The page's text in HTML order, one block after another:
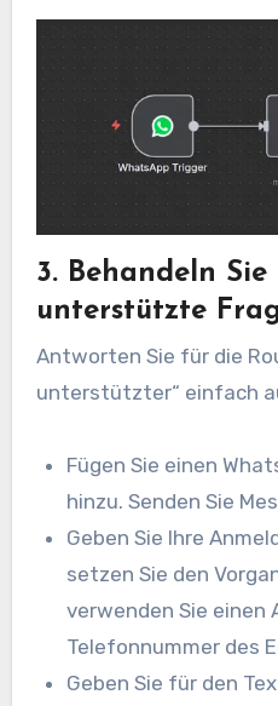
3. Behandeln
unterstützte
Antworten Sie für die
unterstützter“ einfach
Fügen Sie einen
hinzu. Senden Sie
Geben Sie Ihre
setzen Sie den
verwenden Sie einen
Telefonnummer des
Geben Sie für den